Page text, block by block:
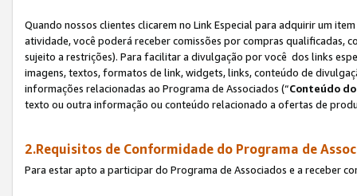
Quando nossos clientes clicarem no Link Especial para adquirir um
atividade, você poderá receber comissões por compras qualificadas,
sujeito a restrições). Para facilitar a divulgação por você dos links
imagens, textos, formatos de link, widgets, links, conteúdo de
informações relacionadas ao Programa de Associados (“Conteúdo
texto ou outra informação ou conteúdo relacionado a ofertas de
2.Requisitos de Conformidade do Programa de
Para estar apto a participar do Programa de Associados e a receber